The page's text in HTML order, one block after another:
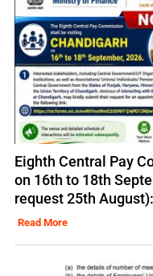
Eighth Central Pay
on 16th to 18th
request 25th
Read More